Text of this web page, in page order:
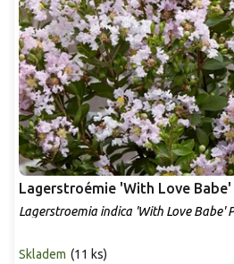
Lagerstroémie 'With Love Babe'
Lagerstroemia indica 'With Love Babe'
Skladem (11 ks)